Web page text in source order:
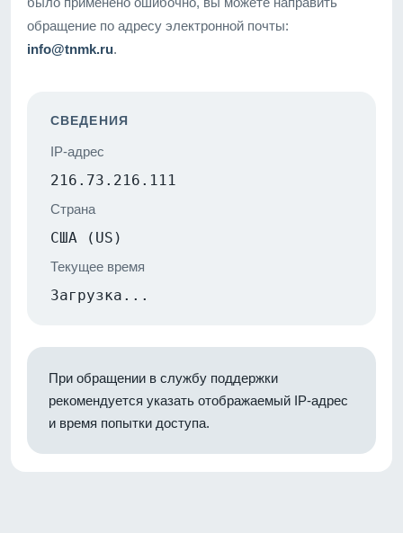
обращение по адресу электронной почты:
info@tnmk.ru.
СВЕДЕНИЯ
IP-адрес
216.73.216.111
Страна
США (US)
Текущее время
Загрузка...
При обращении в службу поддержки
рекомендуется указать отображаемый IP-адрес
и время попытки доступа.